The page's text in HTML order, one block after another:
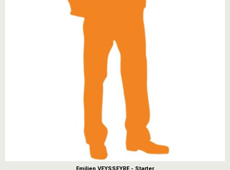
Emilien VEYSSEYRE - Starter